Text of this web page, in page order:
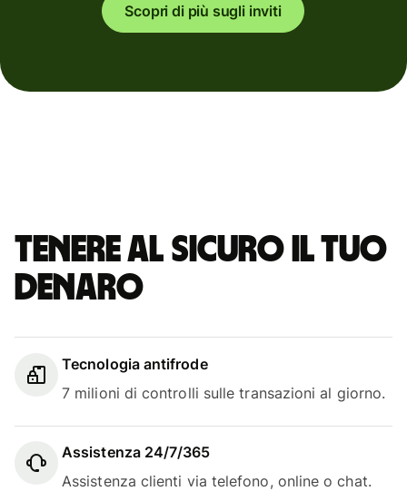
Scopri di più sugli inviti
Tenere al sicuro il tuo
denaro
Tecnologia antifrode
7 milioni di controlli sulle transazioni al giorno.
Assistenza 24/7/365
Assistenza clienti via telefono, online o chat.